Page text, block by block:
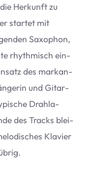
Her­kunft zu
star­tet mit
Saxo­phon,
rhyth­misch ein­
des mar­kan­
und Gitar­
Drahla-
des Tracks blei­
Kla­vier